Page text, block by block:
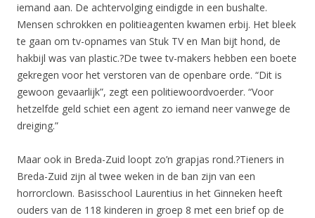
iemand aan. De achtervolging eindigde in een bushalte.
Mensen schrokken en politieagenten kwamen erbij. Het bleek
te gaan om tv-opnames van Stuk TV en Man bijt hond, de
hakbijl was van plastic.?De twee tv-makers hebben een boete
gekregen voor het verstoren van de openbare orde. “Dit is
gewoon gevaarlijk”, zegt een politiewoordvoerder. “Voor
hetzelfde geld schiet een agent zo iemand neer vanwege de
dreiging.”
Maar ook in Breda-Zuid loopt zo’n grapjas rond.?Tieners in
Breda-Zuid zijn al twee weken in de ban zijn van een
horrorclown. Basisschool Laurentius in het Ginneken heeft
ouders van de 118 kinderen in groep 8 met een brief op de